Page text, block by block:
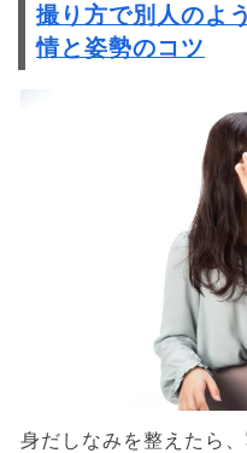
撮り方で別人のよ
情と姿勢のコツ
身だしなみを整えたら